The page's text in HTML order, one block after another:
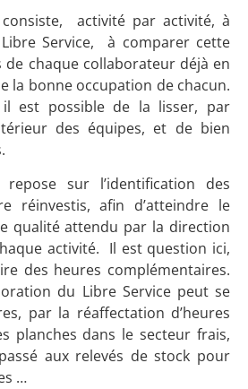
activité par activité, à
Service, à comparer cette
de chaque collaborateur déjà en
la bonne occupation de chacun.
est possible de la lisser, par
des équipes, et de bien
sur l’identification des
réinvestis, afin d’atteindre le
qualité attendu par la direction
activité. Il est question ici,
des heures complémentaires.
du Libre Service peut se
par la réaffectation d’heures
planches dans le secteur frais,
aux relevés de stock pour
…